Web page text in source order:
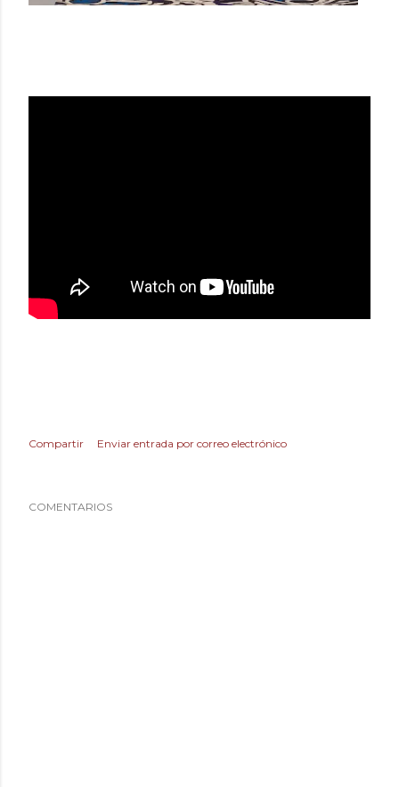
Compartir Enviar entrada por correo electrónico
COMENTARIOS